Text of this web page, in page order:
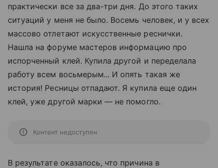
практически все за два-три дня. До этого таких
ситуаций у меня не было. Восемь человек, и у всех
массово отлетают искусственные реснички.
Нашла на форуме мастеров информацию про
испорченный клей. Купила другой и переделала
работу всем восьмерым... И опять такая же
история! Ресницы отпадают. Я купила еще один
клей, уже другой марки — не помогло.
Контент недоступен
В результате оказалось, что причина в